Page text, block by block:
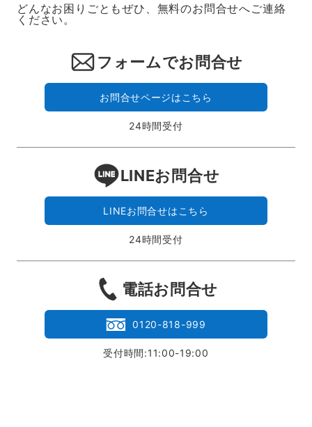
どんなお困りごともぜひ、無料のお問合せへご連絡
ください。
フォームでお問合せ
お問合せページはこちら
24時間受付
LINEお問合せ
LINEお問合せはこちら
24時間受付
電話お問合せ
0120-818-999
受付時間:11:00-19:00